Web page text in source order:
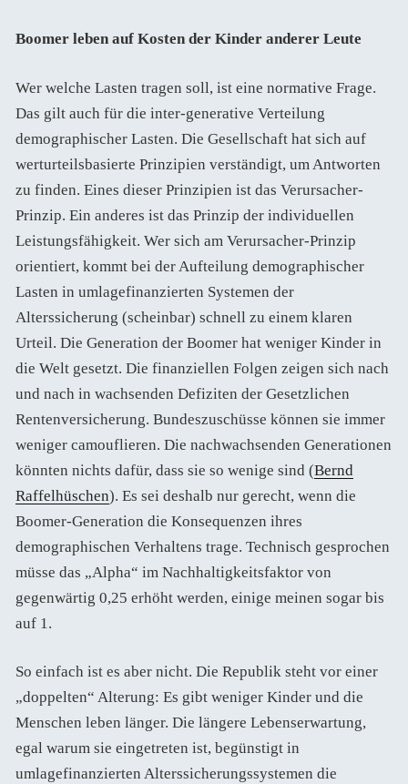
Boomer leben auf Kosten der Kinder anderer Leute
Wer welche Lasten tragen soll, ist eine normative Frage.
Das gilt auch für die inter-generative Verteilung
demographischer Lasten. Die Gesellschaft hat sich auf
werturteilsbasierte Prinzipien verständigt, um Antworten
zu finden. Eines dieser Prinzipien ist das Verursacher-
Prinzip. Ein anderes ist das Prinzip der individuellen
Leistungsfähigkeit. Wer sich am Verursacher-Prinzip
orientiert, kommt bei der Aufteilung demographischer
Lasten in umlagefinanzierten Systemen der
Alterssicherung (scheinbar) schnell zu einem klaren
Urteil. Die Generation der Boomer hat weniger Kinder in
die Welt gesetzt. Die finanziellen Folgen zeigen sich nach
und nach in wachsenden Defiziten der Gesetzlichen
Rentenversicherung. Bundeszuschüsse können sie immer
weniger camouflieren. Die nachwachsenden Generationen
könnten nichts dafür, dass sie so wenige sind (Bernd
Raffelhüschen). Es sei deshalb nur gerecht, wenn die
Boomer-Generation die Konsequenzen ihres
demographischen Verhaltens trage. Technisch gesprochen
müsse das „Alpha“ im Nachhaltigkeitsfaktor von
gegenwärtig 0,25 erhöht werden, einige meinen sogar bis
auf 1.
So einfach ist es aber nicht. Die Republik steht vor einer
„doppelten“ Alterung: Es gibt weniger Kinder und die
Menschen leben länger. Die längere Lebenserwartung,
egal warum sie eingetreten ist, begünstigt in
umlagefinanzierten Alterssicherungssystemen die